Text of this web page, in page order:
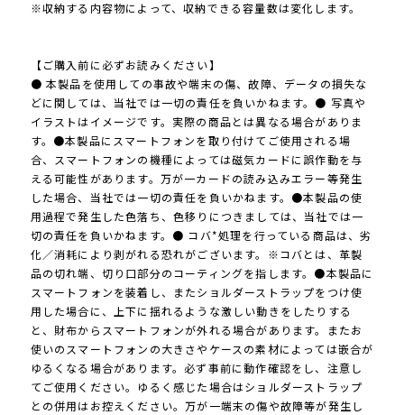
※収納する内容物によって、収納できる容量数は変化します。
【ご購入前に必ずお読みください】
● 本製品を使用しての事故や端末の傷、故障、データの損失な
どに関しては、当社では一切の責任を負いかねます。● 写真や
イラストはイメージです。実際の商品とは異なる場合がありま
す。●本製品にスマートフォンを取り付けてご使用される場
合、スマートフォンの機種によっては磁気カードに誤作動を与
える可能性があります。万が一カードの読み込みエラー等発生
した場合、当社では一切の責任を負いかねます。●本製品の使
用過程で発生した色落ち、色移りにつきましては、当社では一
切の責任を負いかねます。● コバ*処理を行っている商品は、劣
化／消耗により剥がれる恐れがございます。※コバとは、革製
品の切れ端、切り口部分のコーティングを指します。●本製品に
スマートフォンを装着し、またショルダーストラップをつけ使
用した場合に、上下に揺れるような激しい動きをしたりする
と、財布からスマートフォンが外れる場合があります。またお
使いのスマートフォンの大きさやケースの素材によっては嵌合が
ゆるくなる場合があります。必ず事前に動作確認をし、注意し
てご使用ください。ゆるく感じた場合はショルダーストラップ
との併用はお控えください。万が一端末の傷や故障等が発生し